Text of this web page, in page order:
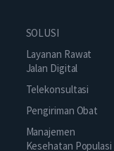
SOLUSI
Layanan Rawat
Jalan Digital
Telekonsultasi
Pengiriman Obat
Manajemen
Kesehatan Populasi